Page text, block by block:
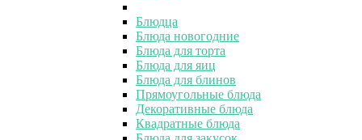
Блюдца
Блюда новогодние
Блюда для торта
Блюда для яиц
Блюда для блинов
Прямоугольные блюда
Декоративные блюда
Квадратные блюда